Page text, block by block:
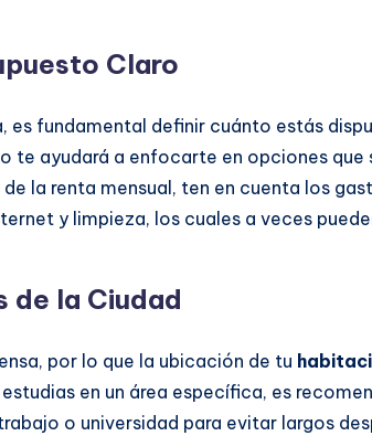
Claro
es fundamental definir cuánto estás
te ayudará a enfocarte en opciones que
la renta mensual, ten en cuenta los
y limpieza, los cuales a veces
de la Ciudad
por lo que la ubicación de tu
en un área específica, es
o universidad para evitar largos